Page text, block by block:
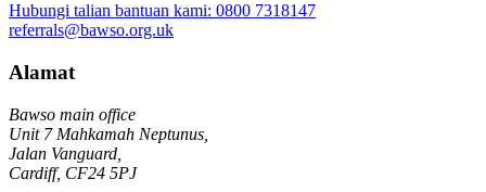
Hubungi talian bantuan kami: 0800 7318147
referrals@bawso.org.uk
Alamat
Bawso main office
Unit 7 Mahkamah Neptunus,
Jalan Vanguard,
Cardiff, CF24 5PJ